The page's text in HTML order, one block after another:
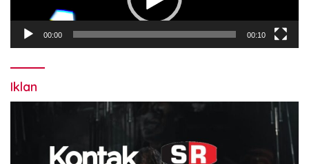
00:00 00:10
Iklan